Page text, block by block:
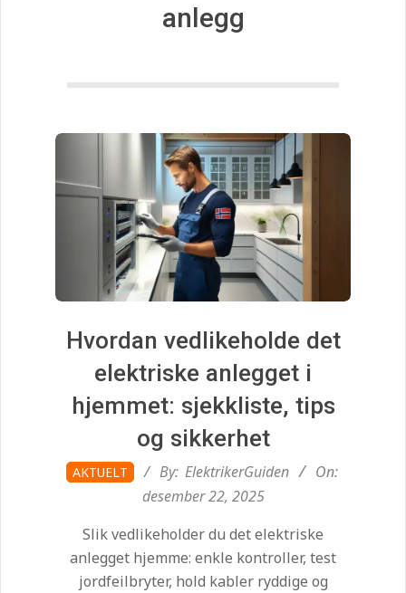
anlegg
Hvordan vedlikeholde det
elektriske anlegget i
hjemmet: sjekkliste, tips
og sikkerhet
2025-
12-
AKTUELT By: ElektrikerGuiden
On:
desember 22, 2025
Slik vedlikeholder du det elektriske
anlegget hjemme: enkle kontroller, test
jordfeilbryter, hold kabler ryddige og